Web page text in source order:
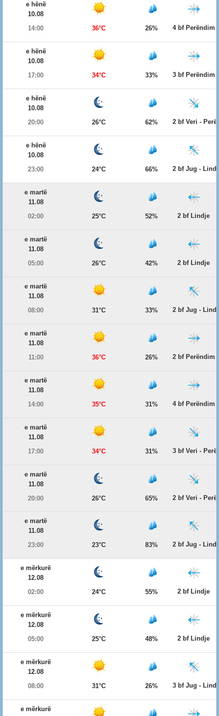
e hënë
10.08
14:00
36°C 26% 4 bf Perëndim
e hënë
10.08
17:00
34°C 33% 3 bf Perëndim
e hënë
10.08
20:00
26°C 62% 2 bf Veri -
e hënë
10.08
23:00
24°C 66% 2 bf Jug -
e martë
11.08
02:00
25°C 52% 2 bf Lindje
e martë
11.08
05:00
26°C 42% 2 bf Lindje
e martë
11.08
08:00
31°C 33% 2 bf Jug -
e martë
11.08
11:00
36°C 26% 2 bf Perëndim
e martë
11.08
14:00
35°C 31% 4 bf Perëndim
e martë
11.08
17:00
34°C 31% 3 bf Veri -
e martë
11.08
20:00
26°C 65% 2 bf Veri -
e martë
11.08
23:00
23°C 83% 2 bf Jug -
e mërkurë
12.08
02:00
24°C 55% 2 bf Lindje
e mërkurë
12.08
05:00
25°C 48% 2 bf Lindje
e mërkurë
12.08
08:00
31°C 26% 3 bf Jug -
e mërkurë